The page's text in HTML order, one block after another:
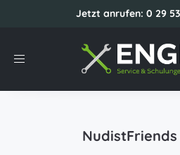
Jetzt anrufen: 0 29
Toggle